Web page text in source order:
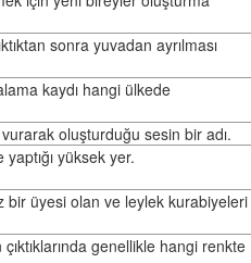
sonra yuvadan ayrılması
kaydı hangi ülkede
vurarak oluşturduğu sesin bir adı.
yüksek yer.
bir üyesi olan ve leylek kurabiyeleri
genellikle hangi renkte